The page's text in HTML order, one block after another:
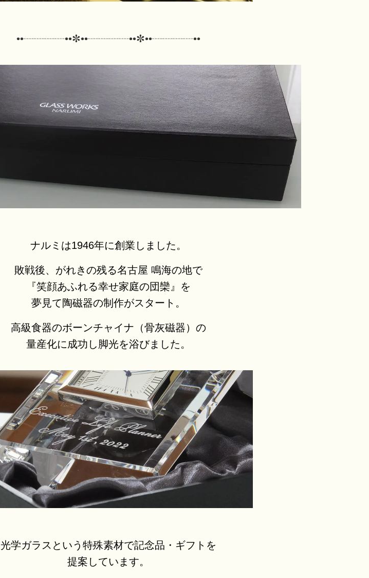
••┈┈┈┈••✼••┈┈┈┈••✼••┈┈┈┈••
ナルミは1946年に創業しました。
敗戦後、がれきの残る名古屋 鳴海の地で
『笑顔あふれる幸せ家庭の団欒』を
夢見て陶磁器の制作がスタート。
高級食器のボーンチャイナ（骨灰磁器）の
量産化に成功し 脚光を浴びました。
光学ガラスという特殊素材で記念品・ギフトを
提案しています。